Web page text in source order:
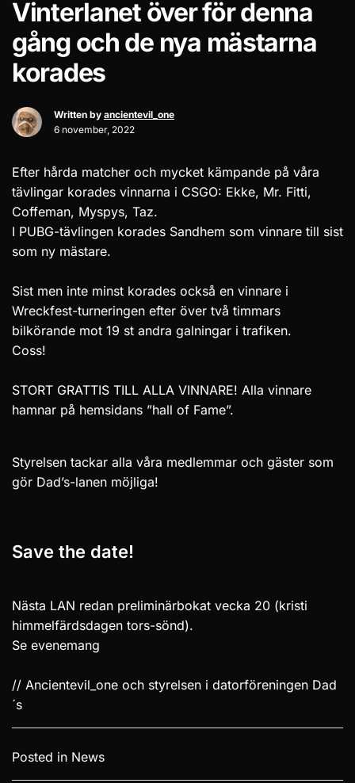
Vinterlanet över för denna
gång och de nya mästarna
korades
Written by ancientevil_one
6 november, 2022
Efter hårda matcher och mycket kämpande på våra
tävlingar korades vinnarna i CSGO: Ekke, Mr. Fitti,
Coffeman, Myspys, Taz.
I PUBG-tävlingen korades Sandhem som vinnare till sist
som ny mästare.
Sist men inte minst korades också en vinnare i
Wreckfest-turneringen efter över två timmars
bilkörande mot 19 st andra galningar i trafiken.
Coss!
STORT GRATTIS TILL ALLA VINNARE! Alla vinnare
hamnar på hemsidans ”hall of Fame”.
Styrelsen tackar alla våra medlemmar och gäster som
gör Dad’s-lanen möjliga!
Save the date!
Nästa LAN redan preliminärbokat vecka 20 (kristi
himmelfärdsdagen tors-sönd).
Se evenemang
// Ancientevil_one och styrelsen i datorföreningen Dad
´s
Posted in News